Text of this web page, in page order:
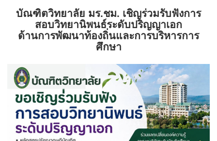
บัณฑิตวิทยาลัย มร.ชม. เชิญร่วมรับฟังการ
สอบวิทยานิพนธ์ระดับปริญญาเอก
ด้านการพัฒนาท้องถิ่นและการบริหารการ
ศึกษา